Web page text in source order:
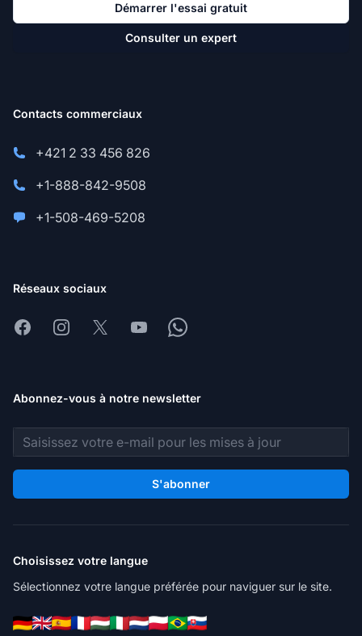
Démarrer l'essai gratuit
Consulter un expert
Contacts commerciaux
+421 2 33 456 826
+1-888-842-9508
+1-508-469-5208
Réseaux sociaux
FacebookInstagram
X YoutubeWhatsapp
Abonnez-vous à notre newsletter
Adresse e-mail
S'abonner
Choisissez votre langue
Sélectionnez votre langue préférée pour naviguer sur le site.